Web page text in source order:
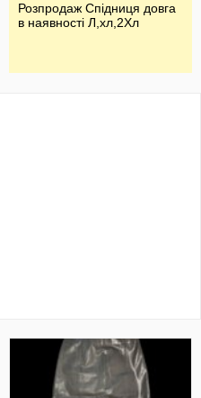
Розпродаж Спідниця довга
в наявності Л,хл,2Хл